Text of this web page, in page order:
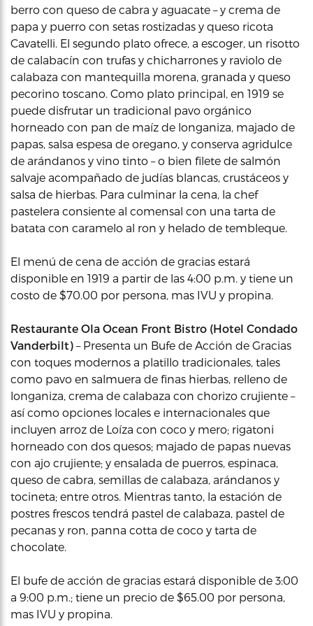
berro con queso de cabra y aguacate – y crema de
papa y puerro con setas rostizadas y queso ricota
Cavatelli. El segundo plato ofrece, a escoger, un risotto
de calabacín con trufas y chicharrones y raviolo de
calabaza con mantequilla morena, granada y queso
pecorino toscano. Como plato principal, en 1919 se
puede disfrutar un tradicional pavo orgánico
horneado con pan de maíz de longaniza, majado de
papas, salsa espesa de oregano, y conserva agridulce
de arándanos y vino tinto – o bien filete de salmón
salvaje acompañado de judías blancas, crustáceos y
salsa de hierbas. Para culminar la cena, la chef
pastelera consiente al comensal con una tarta de
batata con caramelo al ron y helado de tembleque.
El menú de cena de acción de gracias estará
disponible en 1919 a partir de las 4:00 p.m. y tiene un
costo de $70.00 por persona, mas IVU y propina.
Restaurante Ola Ocean Front Bistro (Hotel Condado
Vanderbilt) – Presenta un Bufe de Acción de Gracias
con toques modernos a platillo tradicionales, tales
como pavo en salmuera de finas hierbas, relleno de
longaniza, crema de calabaza con chorizo crujiente –
así como opciones locales e internacionales que
incluyen arroz de Loíza con coco y mero; rigatoni
horneado con dos quesos; majado de papas nuevas
con ajo crujiente; y ensalada de puerros, espinaca,
queso de cabra, semillas de calabaza, arándanos y
tocineta; entre otros. Mientras tanto, la estación de
postres frescos tendrá pastel de calabaza, pastel de
pecanas y ron, panna cotta de coco y tarta de
chocolate.
El bufe de acción de gracias estará disponible de 3:00
a 9:00 p.m.; tiene un precio de $65.00 por persona,
mas IVU y propina.